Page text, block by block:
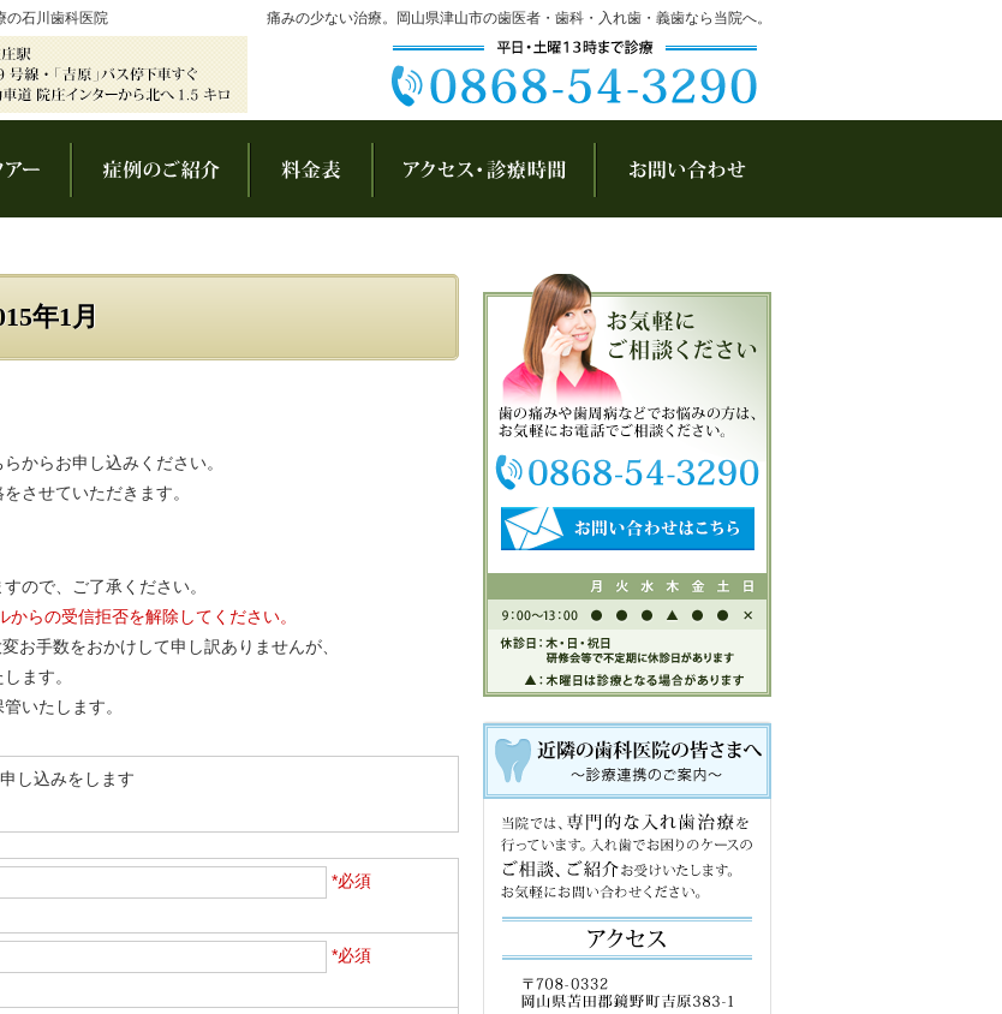
年1月
痛みの少ない治療。岡山県津山市の歯医者・歯科・入れ歯・義歯なら当院へ。
の石川歯科医院
からお申し込みください。
させていただきます。
ので、ご了承ください。
からの受信拒否を解除してください。
お手数をおかけして申し訳ありませんが、
ます。
いたします。
し込みをします
*必須
*必須